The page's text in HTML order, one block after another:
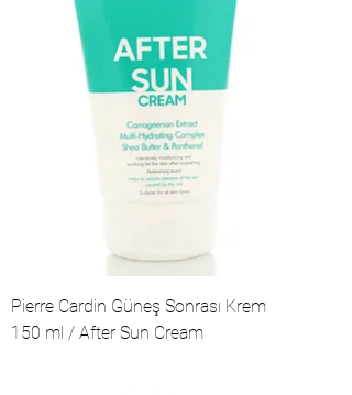
Pierre Cardin Güneş Sonrası Krem
150 ml / After Sun Cream